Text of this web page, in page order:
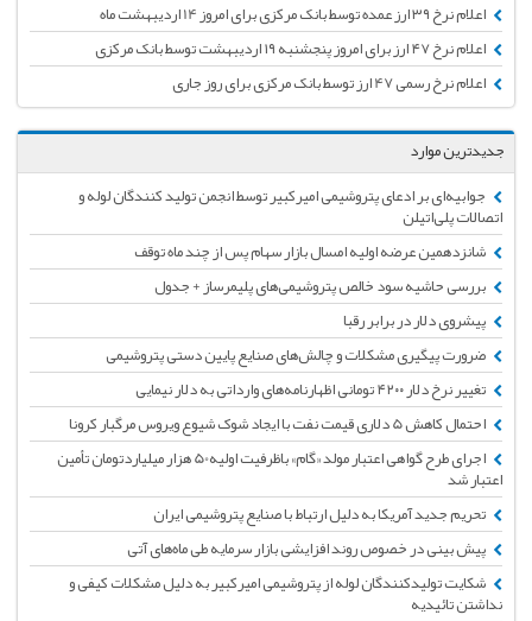
اعلام نرخ ۳۹ ارز عمده توسط بانک مرکزی برای امروز 14 اردیبهشت ماه
اعلام نرخ ۴۷ ارز برای امروز پنجشنبه ۱۹ اردیبهشت توسط بانک مرکزی
اعلام نرخ رسمی 47 ارز توسط بانک مرکزی برای روز جاری
جدیدترین موارد
جوابیه‌ای بر ادعای پتروشیمی امیرکبیر توسط انجمن تولید کنندگان لوله و
اتصالات پلی‌اتیلن
شانزدهمین عرضه اولیه امسال بازار سهام پس از چند ماه توقف
بررسی حاشیه سود خالص پتروشیمی‌های پلیمرساز + جدول
پیشروی دلار در برابر رقبا
ضرورت پیگیری مشکلات و چالش‌های صنایع پایین دستی پتروشیمی
تغییر نرخ دلار ۴۲۰۰ تومانی اظهارنامه‌های وارداتی به دلار نیمایی
احتمال کاهش 5 دلاری قیمت نفت با ایجاد شوک شیوع ویروس مرگبار کرونا
اجرای طرح گواهی اعتبار مولد «گام» باظرفیت اولیه50 هزار میلیاردتومان تأمین
اعتبار شد
تحریم جدید آمریکا به دلیل ارتباط با صنایع پتروشیمی ایران
پیش بینی در خصوص روند افزایشی بازار سرمایه طی ماه‌های آتی
شکایت تولیدکنندگان لوله از پتروشیمی امیرکبیر به دلیل مشکلات کیفی و
نداشتن تائیدیه